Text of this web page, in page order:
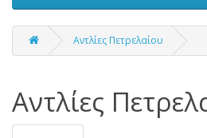
Αντλίες Πετρελαίου
Αντλίες